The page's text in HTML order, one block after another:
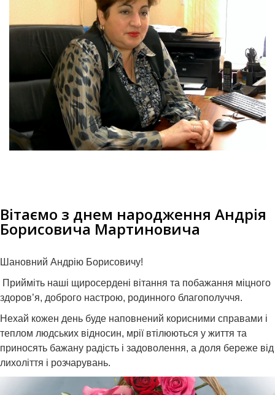
Вітаємо з днем народження Андрія
Борисовича Мартиновича
Шановний Андрію Борисовичу!
Прийміть наші щиросердені вітання та побажання міцного
здоров’я, доброго настрою, родинного благополуччя.
Нехай кожен день буде наповнений корисними справами і
теплом людських відносин, мрії втілюються у життя та
приносять бажану радість і задоволення, а доля береже від
лихоліття і розчарувань.